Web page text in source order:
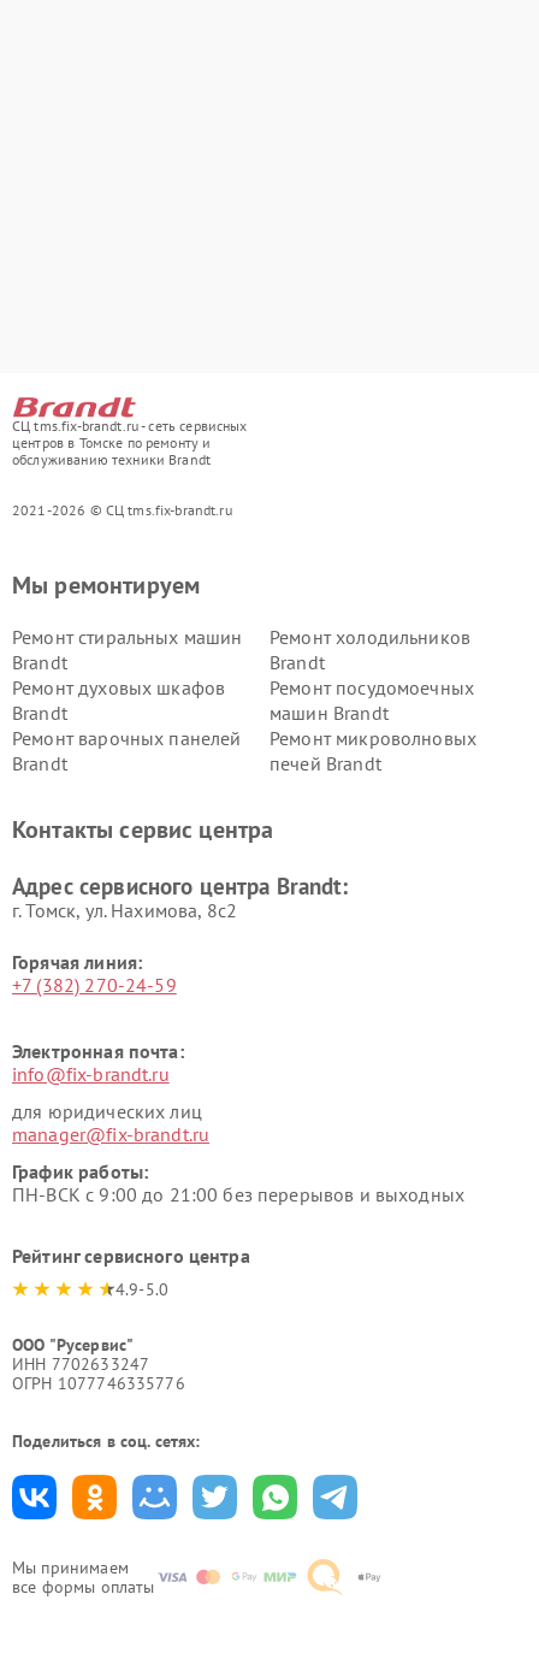
СЦ tms.fix-brandt.ru - сеть сервисных
центров в Томске по ремонту и
обслуживанию техники Brandt
2021-2026 © СЦ tms.fix-brandt.ru
Мы принимаем
все формы оплаты
Мы ремонтируем
Ремонт стиральных машин
Brandt
Ремонт холодильников
Brandt
Ремонт духовых шкафов
Brandt
Ремонт посудомоечных
машин Brandt
Ремонт варочных панелей
Brandt
Ремонт микроволновых
печей Brandt
Контакты сервис центра
Адрес сервисного центра Brandt:
г. Томск, ул. Нахимова, 8с2
Горячая линия:
+7 (382) 270-24-59
Электронная почта:
info@fix-brandt.ru
для юридических лиц
manager@fix-brandt.ru
График работы:
ПН-ВСК с 9:00 до 21:00 без перерывов и выходных
Рейтинг сервисного центра
4.9-5.0
ООО "Русервис"
ИНН 7702633247
ОГРН 1077746335776
Поделиться в соц. сетях: